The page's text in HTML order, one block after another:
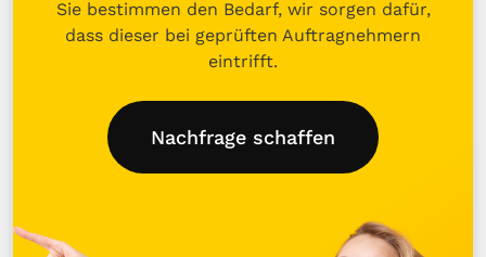
Sie bestimmen den Bedarf, wir sorgen dafür,
dass dieser bei geprüften Auftragnehmern
eintrifft.
Nachfrage schaffen